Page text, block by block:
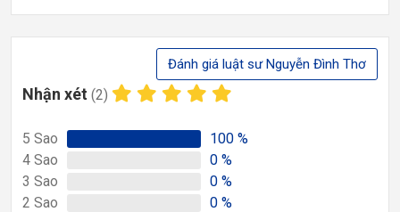
Đánh giá luật sư Nguyễn Đình Thơ
Nhận xét (2)
5 Sao 100 %
4 Sao 0 %
3 Sao 0 %
2 Sao 0 %